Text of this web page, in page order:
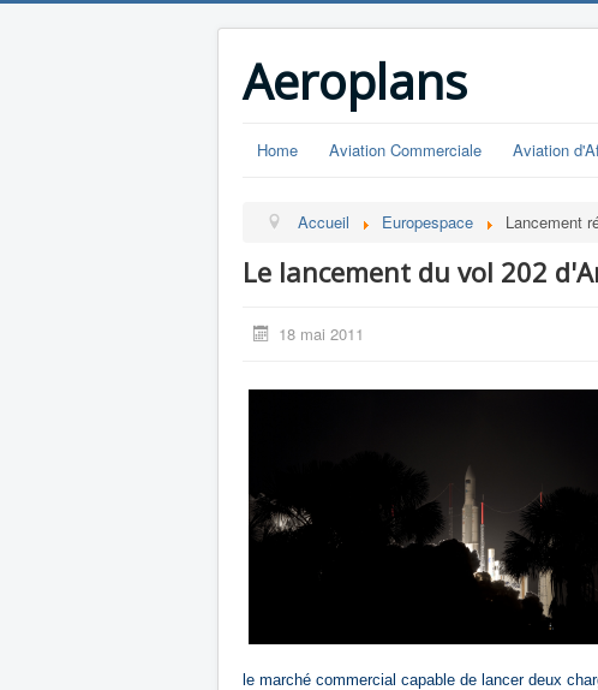
Aeroplans
Home Aviation Commerciale Aviation
Accueil Europespace Lancement
Le lancement du vol 202
18 mai 2011
le marché commercial capable de lancer deux